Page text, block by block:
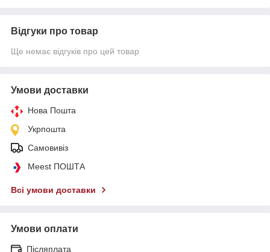
Відгуки про товар
Ще немає відгуків про цей товар
Умови доставки
Нова Пошта
Укрпошта
Самовивіз
Meest ПОШТА
Всі умови доставки
Умови оплати
Післяплата